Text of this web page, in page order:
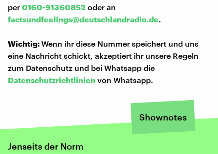
per 0160-91360852 oder an
factsundfeelings@deutschlandradio.de.
Wichtig:Wenn ihr diese Nummer speichert und uns
eine Nachricht schickt, akzeptiert ihr unsere Regeln
zum Datenschutz und bei Whatsapp die
Datenschutzrichtlinien von Whatsapp.
Shownotes
Jenseits der Norm